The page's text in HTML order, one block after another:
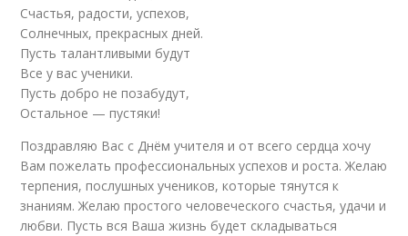
Счастья, радости, успехов,
Солнечных, прекрасных дней.
Пусть талантливыми будут
Все у вас ученики.
Пусть добро не позабудут,
Остальное — пустяки!
Поздравляю Вас с Днём учителя и от всего сердца хочу
Вам пожелать профессиональных успехов и роста. Желаю
терпения, послушных учеников, которые тянутся к
знаниям. Желаю простого человеческого счастья, удачи и
любви. Пусть вся Ваша жизнь будет складываться